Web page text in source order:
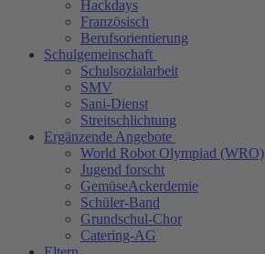
Hackdays
Französisch
Berufsorientierung
Schulgemeinschaft
Schulsozialarbeit
SMV
Sani-Dienst
Streitschlichtung
Ergänzende Angebote
World Robot Olympiad (WRO)
Jugend forscht
GemüseAckerdemie
Schüler-Band
Grundschul-Chor
Catering-AG